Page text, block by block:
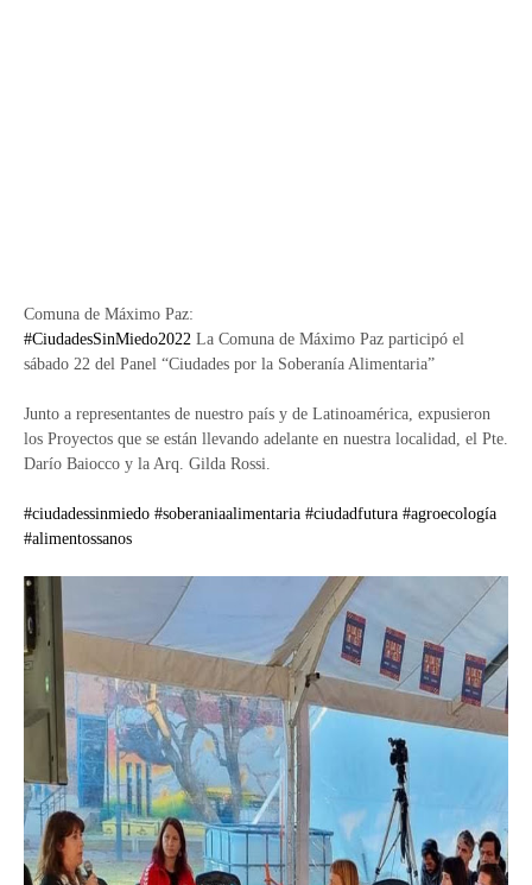
Comuna de Máximo Paz:
#CiudadesSinMiedo2022 La Comuna de Máximo Paz participó el
sábado 22 del Panel “Ciudades por la Soberanía Alimentaria” ⁣
Junto a representantes de nuestro país y de Latinoamérica, expusieron
los Proyectos que se están llevando adelante en nuestra localidad, el Pte.
Darío Baiocco y la Arq. Gilda Rossi.⁣
#ciudadessinmiedo #soberaniaalimentaria #ciudadfutura #agroecología
#alimentossanos